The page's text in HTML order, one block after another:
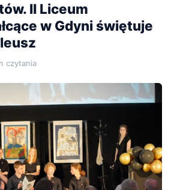
II Liceum
w Gdyni świętuje
czytania